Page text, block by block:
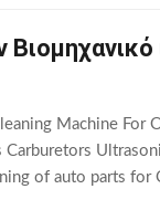
Machine
Carburetors
of auto parts